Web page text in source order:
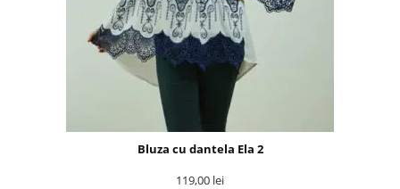
Bluza cu dantela Ela 2
119,00 lei